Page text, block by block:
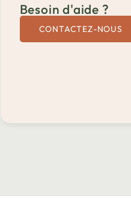
Besoin d'aide ?
CONTACTEZ-NOUS